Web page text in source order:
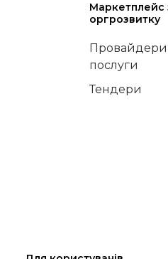
Маркетплейс
оргрозвитку
Провайдери
послуги
Тендери